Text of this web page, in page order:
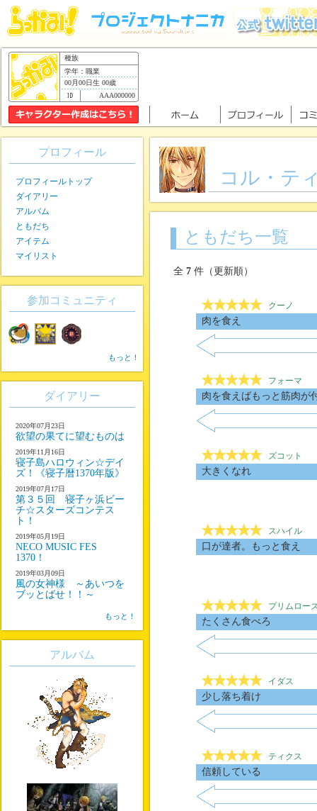
種族
学年：職業
00月00日生 00歳
AAA000000
コル・テ
ともだち一覧
全 7 件（更新順）
クーノ
肉を食え
フォーマ
肉を食えばもっと筋肉が
ズコット
大きくなれ
スハイル
口が達者。もっと食え
プリムロー
たくさん食べろ
イダス
少し落ち着け
ティクス
信頼している
プロフィール
プロフィールトップ
ダイアリー
アルバム
ともだち
アイテム
マイリスト
参加コミュニティ
もっと！
ダイアリー
2020年07月23日
欲望の果てに望むものは
2019年11月16日
寝子島ハロウィン☆デイ
ズ！《寝子暦1370年版》
2019年07月17日
第３５回 寝子ヶ浜ビー
チ☆スターズコンテス
ト！
2019年05月19日
NECO MUSIC FES
1370！
2019年03月09日
風の女神様 ～あいつを
ブッとばせ！！～
もっと！
アルバム